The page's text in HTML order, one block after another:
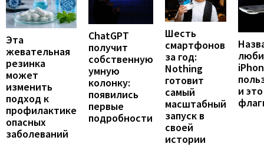
Эта
жевательная
резинка
может
изменить
подход к
профилактике
опасных
заболеваний
ChatGPT
получит
собственную
умную
колонку:
появились
первые
подробности
Шесть
смартфонов
за год:
Nothing
готовит
самый
масштабный
запуск в
своей
истории
и